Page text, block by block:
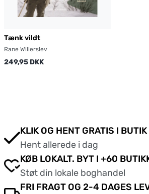
Tænk vildt
Rane Willerslev
249,95 DKK
KLIK OG HENT GRATIS I BUTIK
Hent allerede i dag
KØB LOKALT. BYT I +60
Støt din lokale boghandel
FRI FRAGT OG 2-4 DAGES